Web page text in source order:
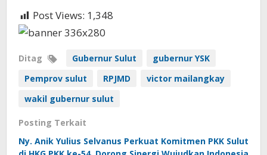
Post Views: 1,348
Ditag Gubernur Sulut
gubernur YSK
Pemprov sulut
RPJMD
victor mailangkay
wakil gubernur sulut
Posting Terkait
Ny. Anik Yulius Selvanus Perkuat Komitmen PKK Sulut